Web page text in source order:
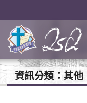
資訊分類： 其他